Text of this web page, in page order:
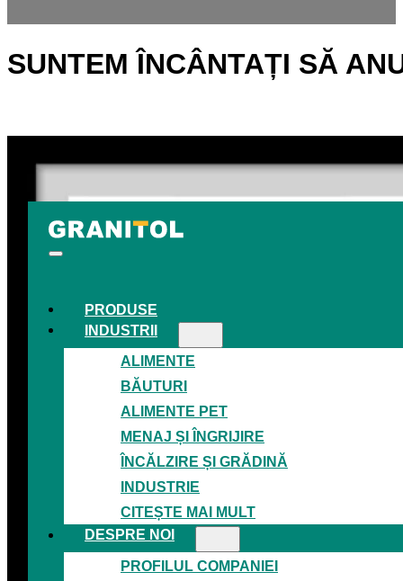
PRODUSE
INDUSTRII
ALIMENTE
BĂUTURI
ALIMENTE PET
MENAJ ȘI ÎNGRIJIRE
ÎNCĂLZIRE ȘI GRĂDINĂ
INDUSTRIE
CITEȘTE MAI MULT
DESPRE NOI
PROFILUL COMPANIEI
SUNTEM ÎNCÂNTAȚI SĂ